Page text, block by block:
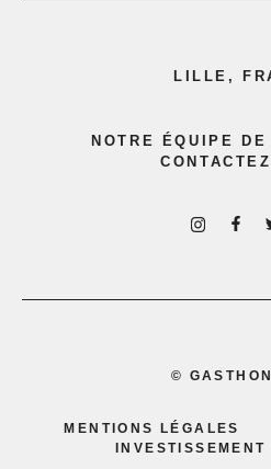
LILLE,
NOTRE ÉQUIPE DE
© GASTHON
MENTIONS LÉGALES
INVESTISSEMENT